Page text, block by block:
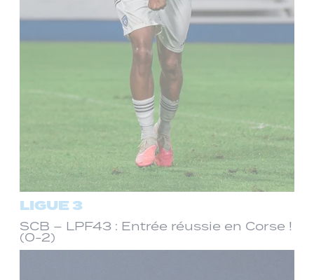
LIGUE 3
SCB – LPF43 : Entrée réussie en Corse !
(0-2)